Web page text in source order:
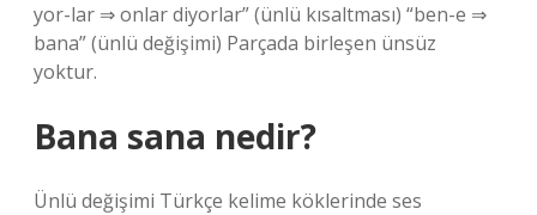
yor-lar ⇒ onlar diyorlar” (ünlü kısaltması) “ben-e ⇒
bana” (ünlü değişimi) Parçada birleşen ünsüz
yoktur.
Bana sana nedir?
Ünlü değişimi Türkçe kelime köklerinde ses